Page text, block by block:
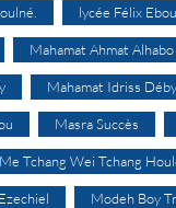
lycée Félix
Mahamat Ahmat Alhabo
Mahamat Idriss
Masra Succès
Me Tchang Wei Tchang
Modeh Boy